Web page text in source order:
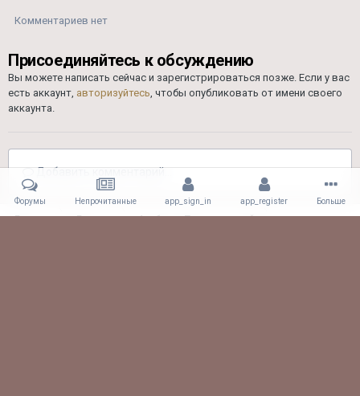
Комментариев нет
Присоединяйтесь к обсуждению
Вы можете написать сейчас и зарегистрироваться позже. Если у вас
есть аккаунт, авторизуйтесь , чтобы опубликовать от имени своего
аккаунта.
Добавить комментарий...
Главная Галерея Альбомы Пользователей
Форумы Непрочитанные app_sign_in app_register Больше